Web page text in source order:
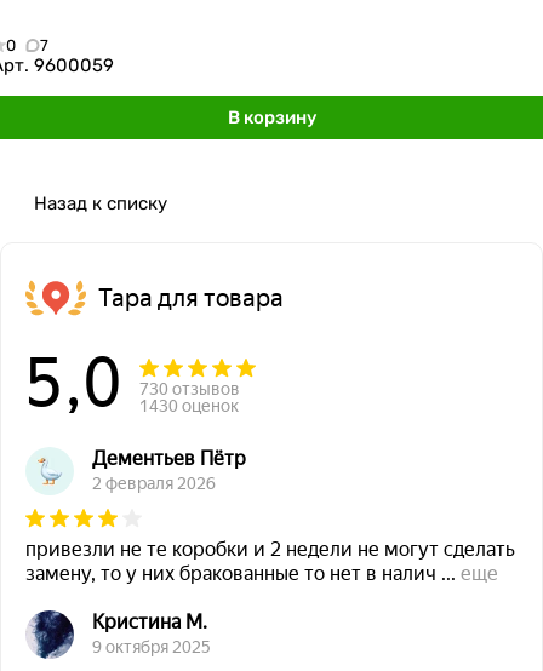
0 7
9600059
В корзину
Назад к списку
Тара для товара
5,0
730 отзывов
1430 оценок
Дементьев Пётр
2 февраля 2026
привезли не те коробки и 2 недели не могут сделать
замену, то у них бракованные то нет в налич ... еще
Кристина М.
9 октября 2025